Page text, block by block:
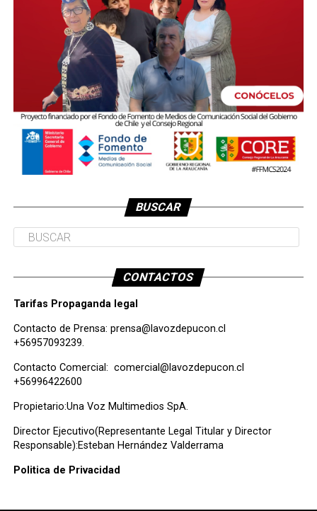
BUSCAR
CONTACTOS
Tarifas Propaganda legal
Contacto de Prensa: prensa@lavozdepucon.cl
+56957093239.
Contacto Comercial: comercial@lavozdepucon.cl
+56996422600
Propietario:Una Voz Multimedios SpA.
Director Ejecutivo(Representante Legal Titular y Director
Responsable):Esteban Hernández Valderrama
Politica de Privacidad